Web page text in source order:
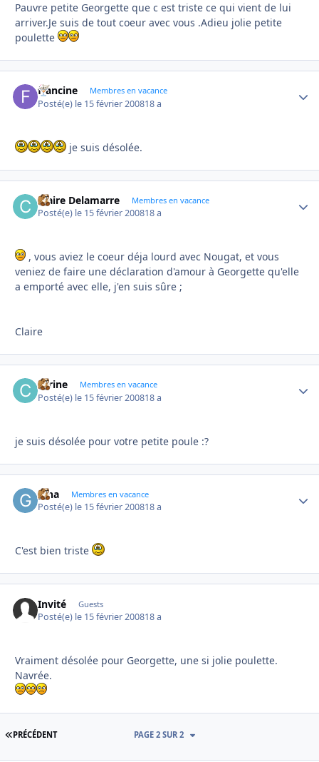
Pauvre petite Georgette que c est triste ce qui vient de lui
arriver.Je suis de tout coeur avec vous .Adieu jolie petite
poulette
francine Membres en vacance
Posté(e) le 15 février 200818 a
je suis désolée.
Claire Delamarre Membres en vacance
Posté(e) le 15 février 200818 a
, vous aviez le coeur déja lourd avec Nougat, et vous
veniez de faire une déclaration d'amour à Georgette qu'elle
a emporté avec elle, j'en suis sûre ;
Claire
carine Membres en vacance
Posté(e) le 15 février 200818 a
je suis désolée pour votre petite poule :?
gina Membres en vacance
Posté(e) le 15 février 200818 a
C'est bien triste
Invité Guests
Posté(e) le 15 février 200818 a
Vraiment désolée pour Georgette, une si jolie poulette.
Navrée.
PREMIÈRE PAGE
PRÉCÉDENT PAGE 2 SUR 2